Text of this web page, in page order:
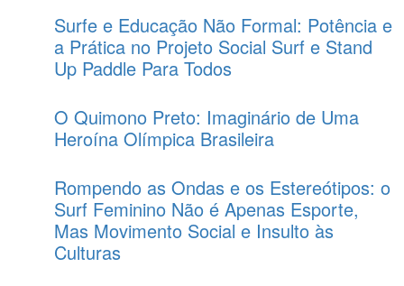
Surfe e Educação Não Formal: Potência e
a Prática no Projeto Social Surf e Stand
Up Paddle Para Todos
O Quimono Preto: Imaginário de Uma
Heroína Olímpica Brasileira
Rompendo as Ondas e os Estereótipos: o
Surf Feminino Não é Apenas Esporte,
Mas Movimento Social e Insulto às
Culturas